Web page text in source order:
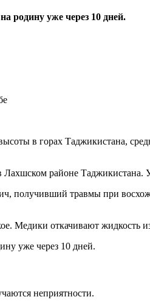
родину уже через 10 дней.
в горах Таджикистана,
районе Таджикистана.
получивший травмы при
Медики откачивают жидкость
уже через 10 дней.
неприятности.